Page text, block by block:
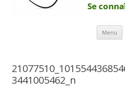
Se
Menu
3441005462_n